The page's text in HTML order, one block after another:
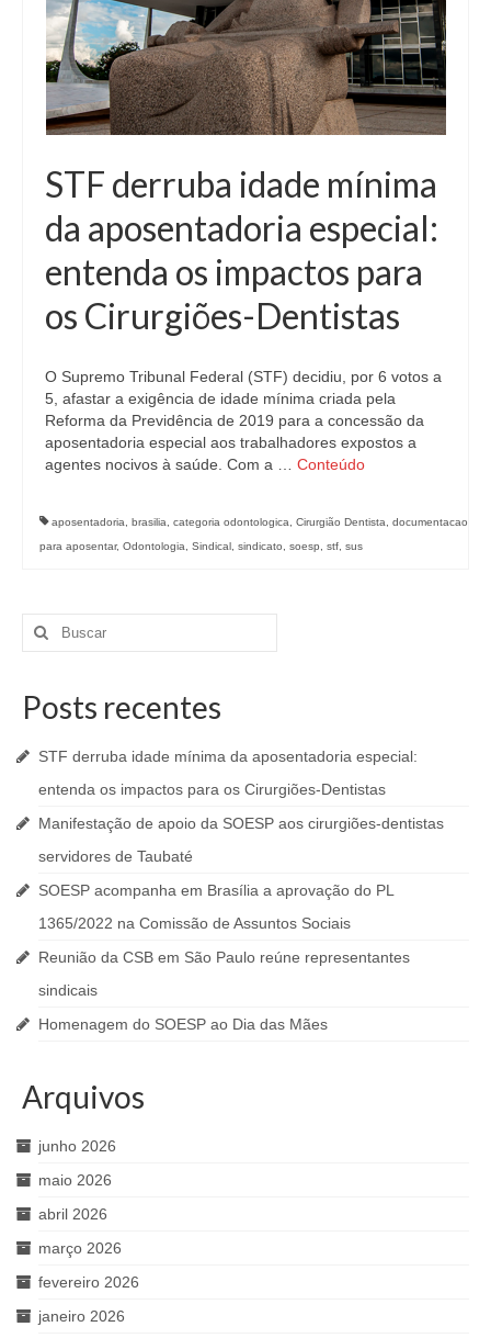
STF derruba idade mínima
da aposentadoria especial:
entenda os impactos para
os Cirurgiões-Dentistas
O Supremo Tribunal Federal (STF) decidiu, por 6 votos a
5, afastar a exigência de idade mínima criada pela
Reforma da Previdência de 2019 para a concessão da
aposentadoria especial aos trabalhadores expostos a
agentes nocivos à saúde. Com a … Conteúdo
aposentadoria brasilia categoria odontologica Cirurgião Dentista
documentacao
para aposentar, Odontologia Sindical sindicato soesp stf sus
Buscar
por:
Posts recentes
STF derruba idade mínima da aposentadoria especial:
entenda os impactos para os Cirurgiões-Dentistas
Manifestação de apoio da SOESP aos cirurgiões-dentistas
servidores de Taubaté
SOESP acompanha em Brasília a aprovação do PL
1365/2022 na Comissão de Assuntos Sociais
Reunião da CSB em São Paulo reúne representantes
sindicais
Homenagem do SOESP ao Dia das Mães
Arquivos
junho 2026
maio 2026
abril 2026
março 2026
fevereiro 2026
janeiro 2026